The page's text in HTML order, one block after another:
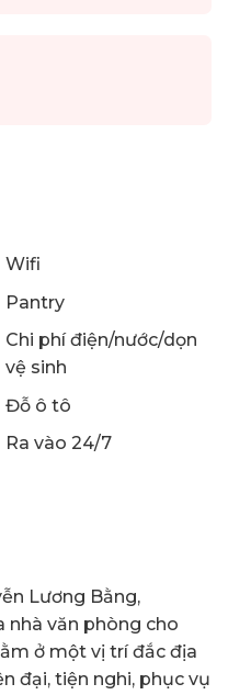
Wifi
Pantry
Chi phí điện/nước/dọn
vệ sinh
Đỗ ô tô
Ra vào 24/7
Lương Bằng,
nhà văn phòng cho
ở một vị trí đắc địa
đại, tiện nghi, phục vụ